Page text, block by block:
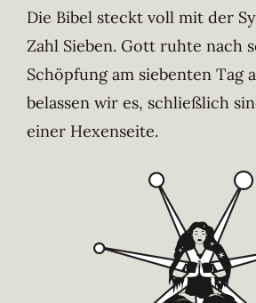
Die Bibel steckt voll mit der
Zahl Sieben. Gott ruhte nach
Schöpfung am siebenten Tag
belassen wir es, schließlich
einer Hexenseite.